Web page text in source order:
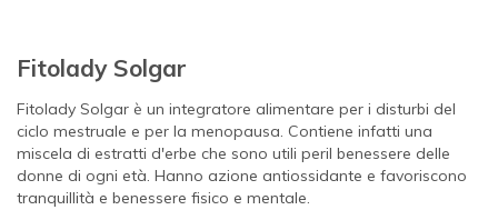
Fitolady Solgar
Fitolady Solgar è un integratore alimentare per i disturbi del
ciclo mestruale e per la menopausa. Contiene infatti una
miscela di estratti d'erbe che sono utili peril benessere delle
donne di ogni età. Hanno azione antiossidante e favoriscono
tranquillità e benessere fisico e mentale.